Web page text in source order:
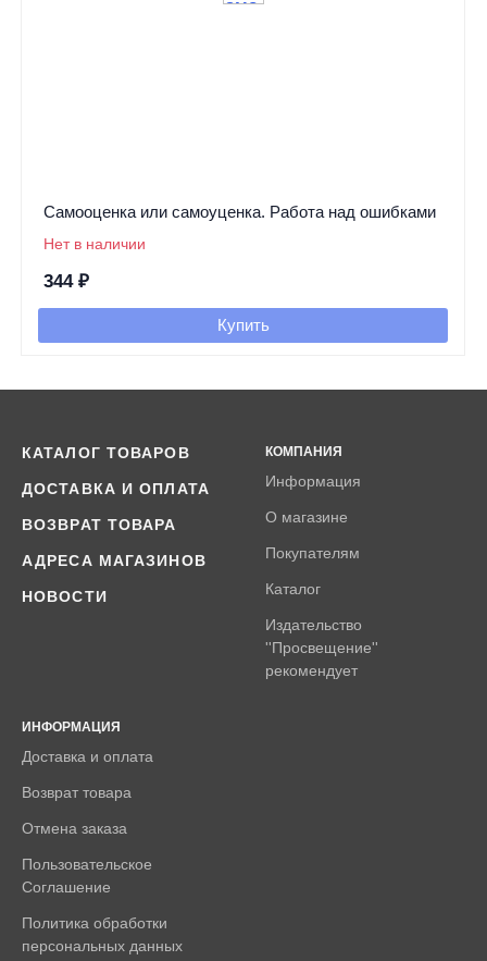
Самооценка или самоуценка. Работа над ошибками
Нет в наличии
344 ₽
Купить
КАТАЛОГ ТОВАРОВ
ДОСТАВКА И ОПЛАТА
ВОЗВРАТ ТОВАРА
АДРЕСА МАГАЗИНОВ
НОВОСТИ
КОМПАНИЯ
Информация
О магазине
Покупателям
Каталог
Издательство
''Просвещение''
рекомендует
ИНФОРМАЦИЯ
Доставка и оплата
Возврат товара
Отмена заказа
Пользовательское
Соглашение
Политика обработки
персональных данных